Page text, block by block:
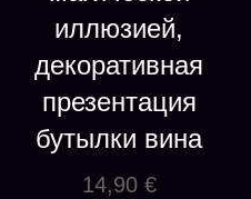
иллюзией,
декоративная
презентация
бутылки вина
14,90 €